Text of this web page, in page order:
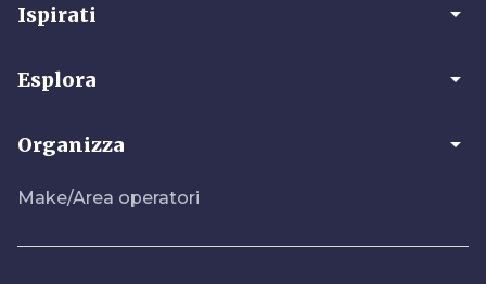
Ispirati arrow_drop_down
Esplora arrow_drop_down
Organizza arrow_drop_down
Make/Area operatori